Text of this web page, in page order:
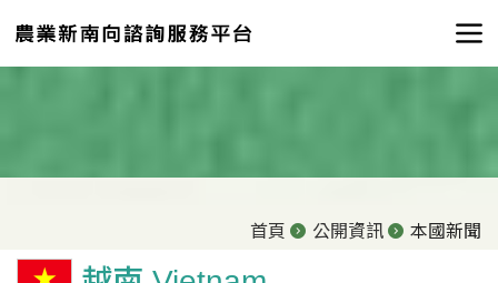
首頁 公開資訊 本國新聞